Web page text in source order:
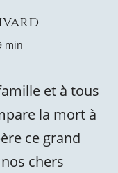
min
et à tous
la mort à
ce grand
chers